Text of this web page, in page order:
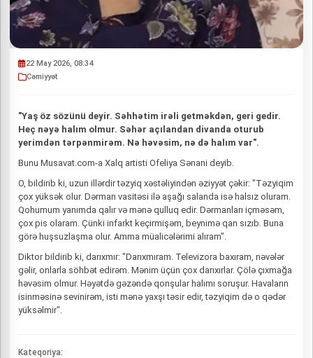
22 May 2026, 08:34
Cəmiyyət
"Yaş öz sözünü deyir. Səhhətim irəli getməkdən, geri gedir.
Heç nəyə halım olmur. Səhər açılandan divanda oturub
yerimdən tərpənmirəm. Nə həvəsim, nə də halım var".
Bunu Musavat.com-a Xalq artisti Ofeliya Sənani deyib.
O, bildirib ki, uzun illərdir təzyiq xəstəliyindən əziyyət çəkir: "Təzyiqim
çox yüksək olur. Dərman vasitəsi ilə aşağı salanda isə halsız oluram.
Qohumum yanımda qalır və mənə qulluq edir. Dərmanları içməsəm,
çox pis olaram. Çünki infarkt keçirmişəm, beynimə qan sızıb. Buna
görə huşsuzlaşma olur. Amma müalicələrimi alıram".
Diktor bildirib ki, darıxmır: "Darıxmıram. Televizora baxıram, nəvələr
gəlir, onlarla söhbət edirəm. Mənim üçün çox darıxırlar. Çölə çıxmağa
həvəsim olmur. Həyətdə gəzəndə qonşular halımı soruşur. Havaların
isinməsinə sevinirəm, isti mənə yaxşı təsir edir, təzyiqim də o qədər
yüksəlmir".
Kateqoriya: